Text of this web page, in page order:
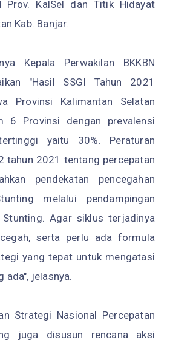
Prov. KalSel dan Titik Hidayat
Kab. Banjar.
Kepala Perwakilan BKKBN
"Hasil SSGI Tahun 2021
Provinsi Kalimantan Selatan
6 Provinsi dengan prevalensi
yaitu 30%. Peraturan
tahun 2021 tentang percepatan
pendekatan pencegahan
melalui pendampingan
Stunting. Agar siklus terjadinya
serta perlu ada formula
yang tepat untuk mengatasi
ada", jelasnya.
Strategi Nasional Percepatan
juga disusun rencana aksi